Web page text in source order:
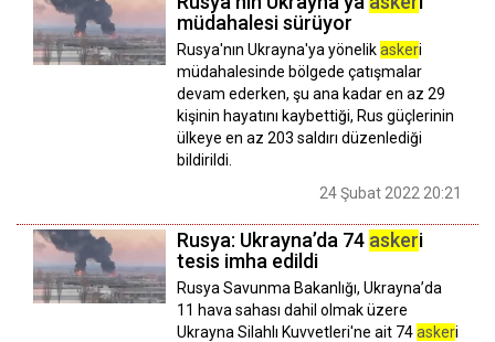
müdahalesi sürüyor
Rusya'nın Ukrayna'ya yönelikaskeri
müdahalesinde bölgede çatışmalar
devam ederken, şu ana kadar en az 29
kişinin hayatını kaybettiği, Rus güçlerinin
ülkeye en az 203 saldırı düzenlediği
bildirildi.
24 Şubat 2022 20:21
Rusya: Ukrayna’da 74 askeri
tesis imha edildi
Rusya Savunma Bakanlığı, Ukrayna’da
11 hava sahası dahil olmak üzere
Ukrayna Silahlı Kuvvetleri'ne ait 74askeri